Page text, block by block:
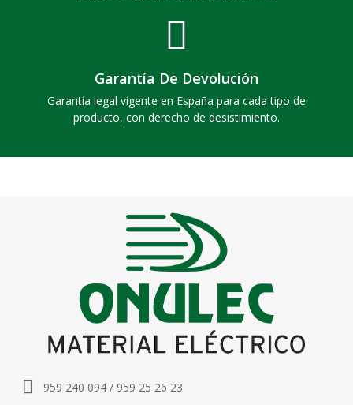
Garantía De Devolución
Garantía legal vigente en España para cada tipo de
producto, con derecho de desistimiento.
959 240 094 / 959 25 26 23